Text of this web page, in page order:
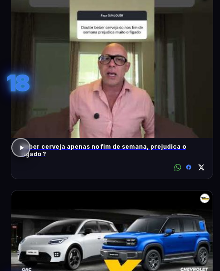
18
Beber cerveja apenas no fim de semana, prejudica o
fígado ?